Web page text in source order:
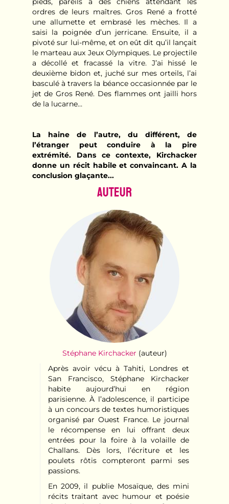
ordres de leurs maîtres. Gros René a frotté
une allumette et embrasé les mèches. Il a
saisi la poignée d’un jerricane. Ensuite, il a
pivoté sur lui-même, et on eût dit qu’il lançait
le marteau aux Jeux Olympiques. Le projectile
a décollé et fracassé la vitre. J’ai hissé le
deuxième bidon et, juché sur mes orteils, l’ai
basculé à travers la béance occasionnée par le
jet de Gros René. Des flammes ont jailli hors
de la lucarne…
La haine de l’autre, du différent, de
l’étranger peut conduire à la pire
extrémité. Dans ce contexte, Kirchacker
donne un récit habile et convaincant. A la
conclusion glaçante...
Auteur
Stéphane Kirchacker (auteur)
Après avoir vécu à Tahiti, Londres et
San Francisco, Stéphane Kirchacker
habite aujourd’hui en région
parisienne. À l’adolescence, il participe
à un concours de textes humoristiques
organisé par Ouest France. Le journal
le récompense en lui offrant deux
entrées pour la foire à la volaille de
Challans. Dès lors, l’écriture et les
poulets rôtis compteront parmi ses
passions.
En 2009, il publie Mosaïque, des mini
récits traitant avec humour et poésie